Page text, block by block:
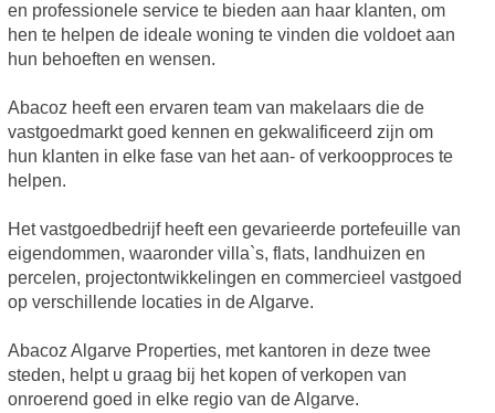
en professionele service te bieden aan haar klanten, om
hen te helpen de ideale woning te vinden die voldoet aan
hun behoeften en wensen.
Abacoz heeft een ervaren team van makelaars die de
vastgoedmarkt goed kennen en gekwalificeerd zijn om
hun klanten in elke fase van het aan- of verkoopproces te
helpen.
Het vastgoedbedrijf heeft een gevarieerde portefeuille van
eigendommen, waaronder villa`s, flats, landhuizen en
percelen, projectontwikkelingen en commercieel vastgoed
op verschillende locaties in de Algarve.
Abacoz Algarve Properties, met kantoren in deze twee
steden, helpt u graag bij het kopen of verkopen van
onroerend goed in elke regio van de Algarve.